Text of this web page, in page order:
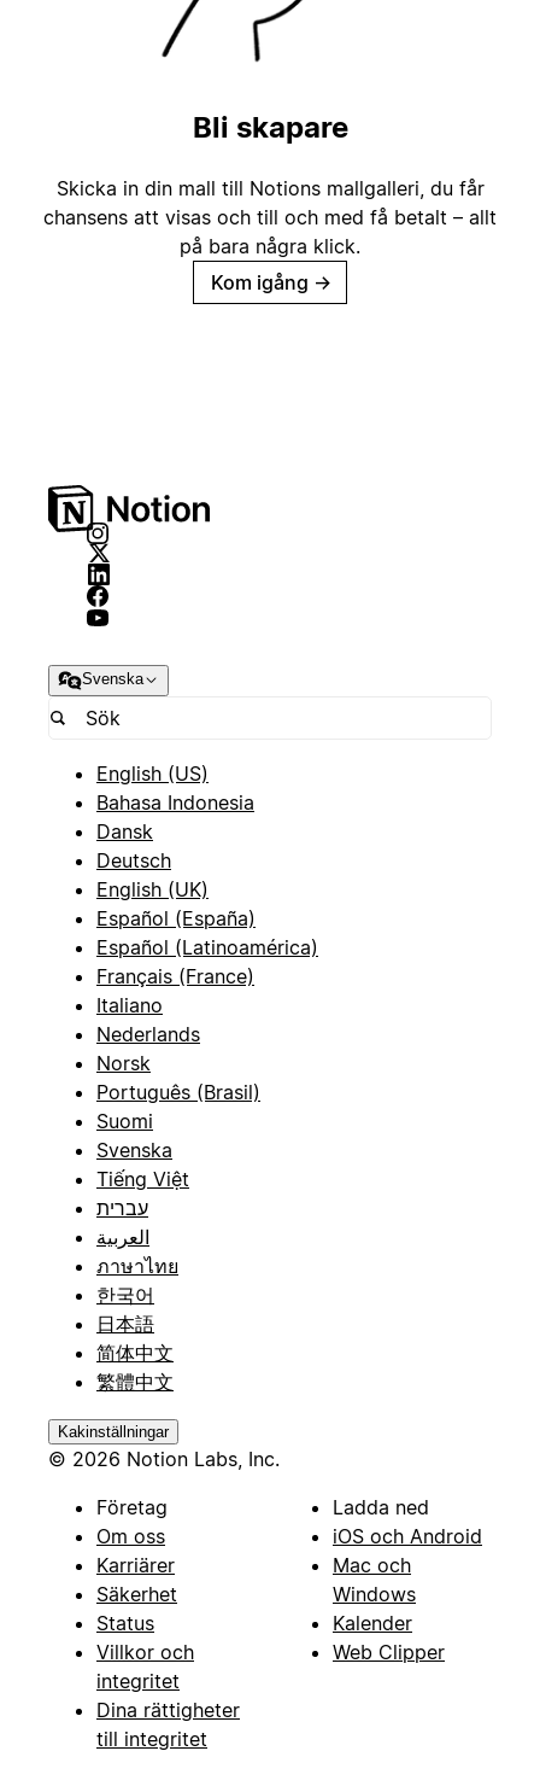
Bli skapare
Skicka in din mall till Notions mallgalleri, du får
chansens att visas och till och med få betalt – allt
på bara några klick.
Kom igång →
Svenska
English (US)
Bahasa Indonesia
Dansk
Deutsch
English (UK)
Español (España)
Español (Latinoamérica)
Français (France)
Italiano
Nederlands
Norsk
Português (Brasil)
Suomi
Svenska
Tiếng Việt
עברית
العربية
ภาษาไทย
한국어
日本語
简体中文
繁體中文
Kakinställningar
© 2026 Notion Labs, Inc.
Företag
Om oss
Karriärer
Säkerhet
Status
Villkor och
integritet
Dina rättigheter
till integritet
Ladda ned
iOS och Android
Mac och
Windows
Kalender
Web Clipper